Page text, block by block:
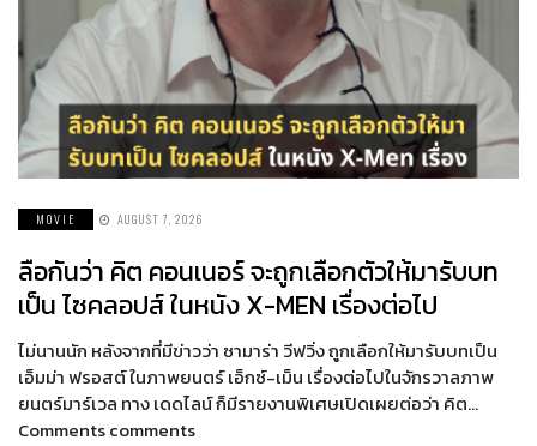
MOVIE AUGUST 7, 2026
ลือกันว่า คิต คอนเนอร์ จะถูกเลือกตัวให้มารับบท
เป็น ไซคลอปส์ ในหนัง X-MEN เรื่องต่อไป
ไม่นานนัก หลังจากที่มีข่าวว่า ซามาร่า วีฟวิ่ง ถูกเลือกให้มารับบทเป็น
เอ็มม่า ฟรอสต์ ในภาพยนตร์ เอ็กซ์-เม็น เรื่องต่อไปในจักรวาลภาพ
ยนตร์มาร์เวล ทาง เดดไลน์ ก็มีรายงานพิเศษเปิดเผยต่อว่า คิต…
Comments comments